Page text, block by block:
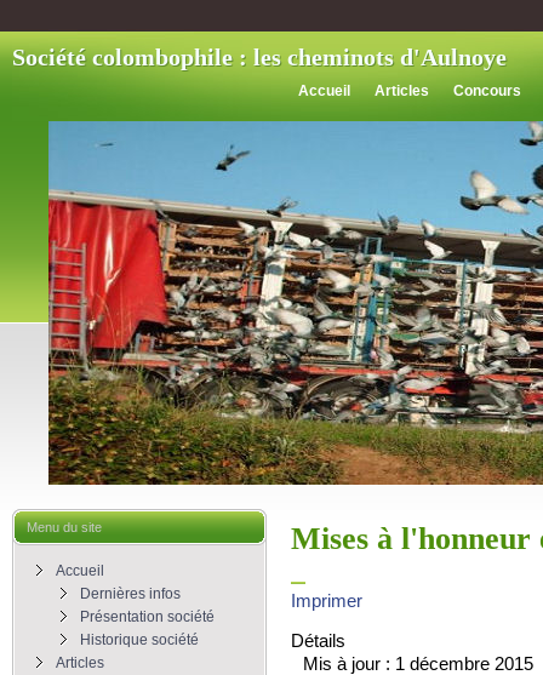
Société colombophile : les cheminots d'Aulnoye
Accueil Articles Concours
Menu du site
Accueil
Dernières infos
Présentation société
Historique société
Articles
Mises à l'honneur
Imprimer
Détails
Mis à jour : 1 décembre 2015